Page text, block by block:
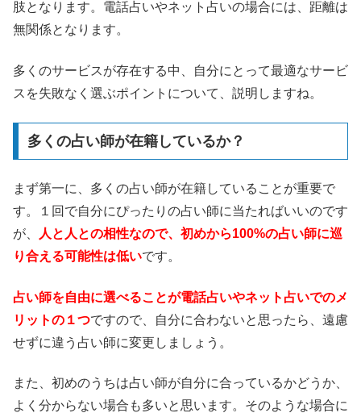
肢となります。電話占いやネット占いの場合には、距離は
無関係となります。
多くのサービスが存在する中、自分にとって最適なサービ
スを失敗なく選ぶポイントについて、説明しますね。
多くの占い師が在籍しているか？
まず第一に、多くの占い師が在籍していることが重要で
す。１回で自分にぴったりの占い師に当たればいいのです
が、
人と人との相性なので、初めから100%の占い師に巡
り合える可能性は低いです。
占い師を自由に選べることが電話占いやネット占いでのメ
リットの１つですので、自分に合わないと思ったら、遠慮
せずに違う占い師に変更しましょう。
また、初めのうちは占い師が自分に合っているかどうか、
よく分からない場合も多いと思います。そのような場合に